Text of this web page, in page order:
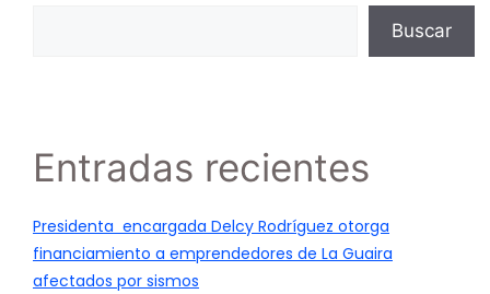
Buscar
Entradas recientes
Presidenta encargada Delcy Rodríguez otorga
financiamiento a emprendedores de La Guaira
afectados por sismos